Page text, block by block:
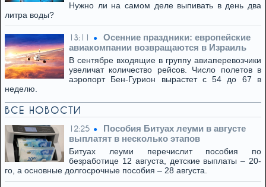
Нужно ли на самом деле выпивать в день два
литра воды?
13:11
Осенние праздники: европейские
авиакомпании возвращаются в Израиль
В сентябре входящие в группу авиаперевозчики
увеличат количество рейсов. Число полетов в
аэропорт Бен-Гурион вырастет с 54 до 67 в
неделю.
ВСЕ НОВОСТИ
12:25
Пособия Битуах леуми в августе
выплатят в несколько этапов
Битуах леуми перечислит пособия по
безработице 12 августа, детские выплаты – 20-
го, а основные долгосрочные пособия – 28 августа.